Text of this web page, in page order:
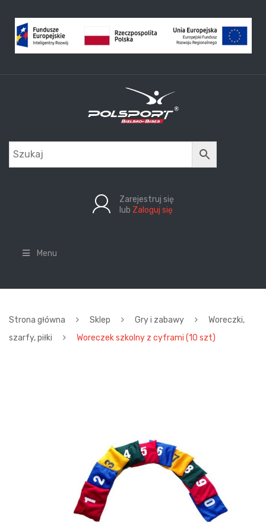
Zarejestruj się
lub Zaloguj się
Menu
Strona główna Sklep Gry i zabawy
Woreczki,
szarfy, piłki
Woreczek szkolny z cyframi (10 szt)